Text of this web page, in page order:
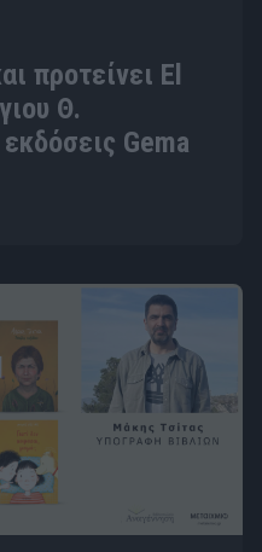
προτείνει El
Θ.
Gema